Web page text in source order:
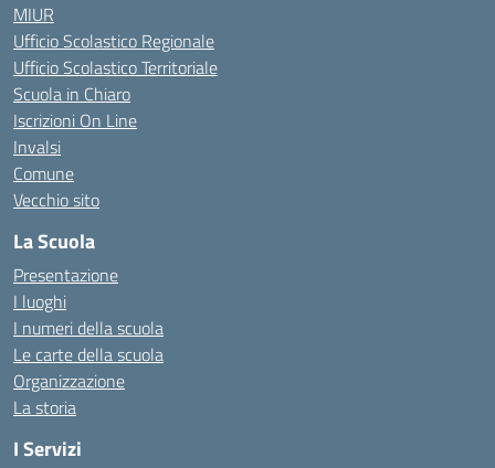
MIUR
Ufficio Scolastico Regionale
Ufficio Scolastico Territoriale
Scuola in Chiaro
Iscrizioni On Line
Invalsi
Comune
Vecchio sito
La Scuola
Presentazione
I luoghi
I numeri della scuola
Le carte della scuola
Organizzazione
La storia
I Servizi